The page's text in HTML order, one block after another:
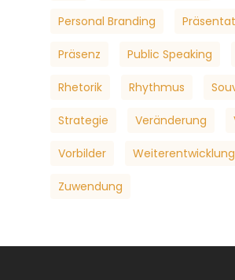
Personal Branding
Präsenz Public Speaking
Rhetorik Rhythmus
Strategie Veränderung
Vorbilder Weiterentwicklung
Zuwendung